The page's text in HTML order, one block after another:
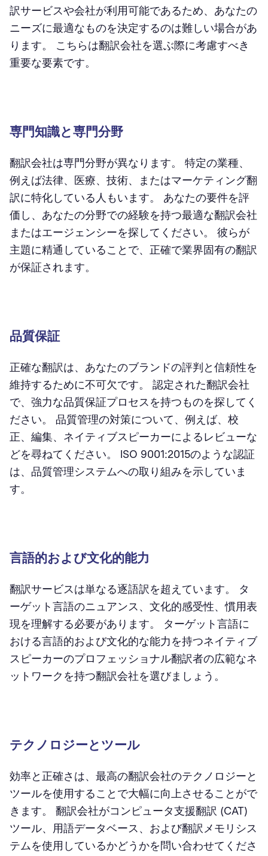
訳サービスや会社が利用可能であるため、あなたの
ニーズに最適なものを決定するのは難しい場合があ
ります。 こちらは翻訳会社を選ぶ際に考慮すべき
重要な要素です。
専門知識と専門分野
翻訳会社は専門分野が異なります。 特定の業種、
例えば法律、医療、技術、またはマーケティング翻
訳に特化している人もいます。 あなたの要件を評
価し、あなたの分野での経験を持つ最適な翻訳会社
またはエージェンシーを探してください。 彼らが
主題に精通していることで、正確で業界固有の翻訳
が保証されます。
品質保証
正確な翻訳は、あなたのブランドの評判と信頼性を
維持するために不可欠です。 認定された翻訳会社
で、強力な品質保証プロセスを持つものを探してく
ださい。 品質管理の対策について、例えば、校
正、編集、ネイティブスピーカーによるレビューな
どを尋ねてください。 ISO 9001:2015のような認証
は、品質管理システムへの取り組みを示していま
す。
言語的および文化的能力
翻訳サービスは単なる逐語訳を超えています。 タ
ーゲット言語のニュアンス、文化的感受性、慣用表
現を理解する必要があります。 ターゲット言語に
おける言語的および文化的な能力を持つネイティブ
スピーカーのプロフェッショナル翻訳者の広範なネ
ットワークを持つ翻訳会社を選びましょう。
テクノロジーとツール
効率と正確さは、最高の翻訳会社のテクノロジーと
ツールを使用することで大幅に向上させることがで
きます。 翻訳会社がコンピュータ支援翻訳 (CAT)
ツール、用語データベース、および翻訳メモリシス
テムを使用しているかどうかを問い合わせてくださ